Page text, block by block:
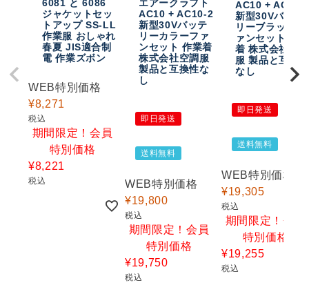
6081 と 6086
ジャケットセッ
トアップ SS-LL
作業服 おしゃれ
春夏 JIS適合制
電 作業ズボン
WEB特別価格
¥8,271
税込
期間限定！会員
特別価格
¥8,221
税込
エアークラフト
AC10 + AC10-2
新型30Vバッテ
リーカラーファ
ンセット 作業着
株式会社空調服
製品と互換性な
し
即日発送
送料無料
WEB特別価格
¥19,800
税込
期間限定！会員
特別価格
¥19,750
税込
AC10 + AC10-
新型30Vバッテ
リーブラックフ
ァンセット 作業
着 株式会社空調
服 製品と互換性
なし
即日発送
送料無料
WEB特別価格
¥19,305
税込
期間限定！会員
特別価格
¥19,255
税込